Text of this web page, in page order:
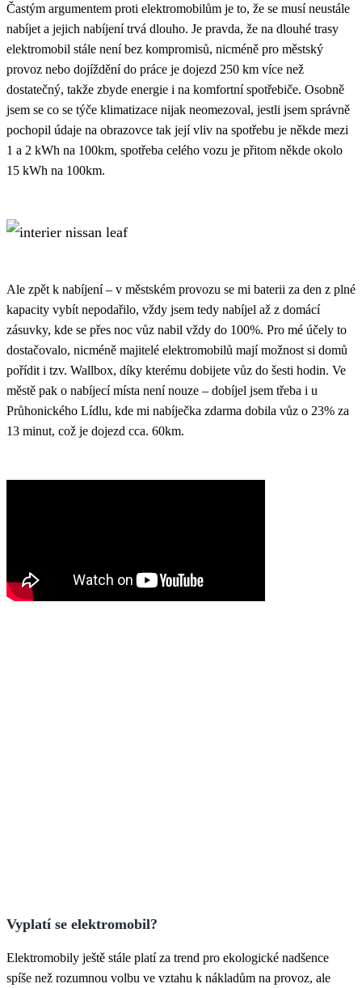
Častým argumentem proti elektromobilům je to, že se musí neustále
nabíjet a jejich nabíjení trvá dlouho. Je pravda, že na dlouhé trasy
elektromobil stále není bez kompromisů, nicméně pro městský
provoz nebo dojíždění do práce je dojezd 250 km více než
dostatečný, takže zbyde energie i na komfortní spotřebiče. Osobně
jsem se co se týče klimatizace nijak neomezoval, jestli jsem správně
pochopil údaje na obrazovce tak její vliv na spotřebu je někde mezi
1 a 2 kWh na 100km, spotřeba celého vozu je přitom někde okolo
15 kWh na 100km.
Ale zpět k nabíjení – v městském provozu se mi baterii za den z plné
kapacity vybít nepodařilo, vždy jsem tedy nabíjel až z domácí
zásuvky, kde se přes noc vůz nabil vždy do 100%. Pro mé účely to
dostačovalo, nicméně majitelé elektromobilů mají možnost si domů
pořídit i tzv. Wallbox, díky kterému dobijete vůz do šesti hodin. Ve
městě pak o nabíjecí místa není nouze – dobíjel jsem třeba i u
Průhonického Lídlu, kde mi nabíječka zdarma dobila vůz o 23% za
13 minut, což je dojezd cca. 60km.
Vyplatí se elektromobil?
Elektromobily ještě stále platí za trend pro ekologické nadšence
spíše než rozumnou volbu ve vztahu k nákladům na provoz, ale